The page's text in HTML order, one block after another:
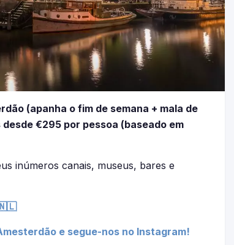
(apanha o fim de semana + mala de
€295 por pessoa (baseado em
inúmeros canais, museus, bares e
e segue-nos no Instagram!